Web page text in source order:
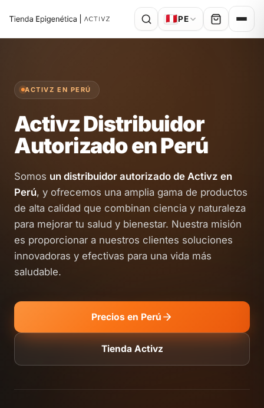
🇵🇪PE
ACTIVZ EN PERÚ
Activz Distribuidor
Autorizado en Perú
Somos un distribuidor autorizado de Activz en
Perú, y ofrecemos una amplia gama de productos
de alta calidad que combinan ciencia y naturaleza
para mejorar tu salud y bienestar. Nuestra misión
es proporcionar a nuestros clientes soluciones
innovadoras y efectivas para una vida más
saludable.
Precios en Perú
Tienda Activz